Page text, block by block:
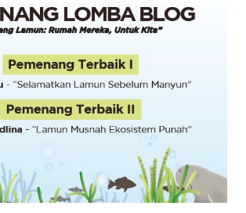
Self Healing With Yoga Penetapan 4
sebagai World Cancer Day atau Hari
oleh World Summit Against
Millenium. Penetapan ini digagas untuk
masyarakat dunia terhadap bahaya
dan mensupport para survivor kanker.
tersebut, WHO atau organisasi
dan badan penelitian kanker internasional
for Re...